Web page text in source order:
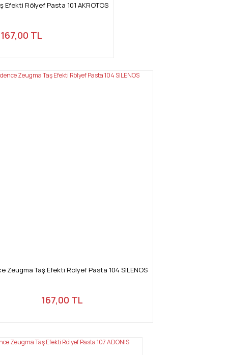
Efekti Rölyef Pasta 101 AKROTOS
167,00 TL
Zeugma Taş Efekti Rölyef Pasta 104 SILENOS
167,00 TL